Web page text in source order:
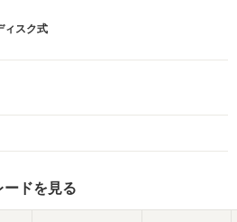
ィスク式
ードを見る